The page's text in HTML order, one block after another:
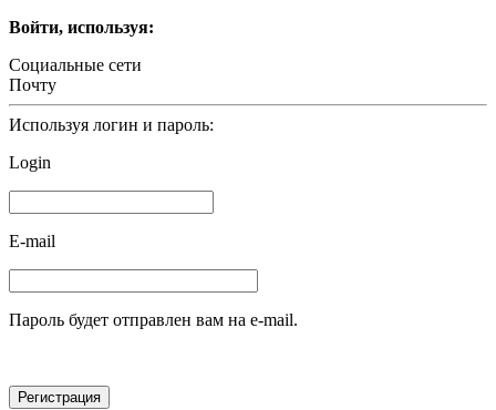
Войти, используя:
Социальные сети
Почту
Используя логин и пароль:
Login
E-mail
Пароль будет отправлен вам на e-mail.